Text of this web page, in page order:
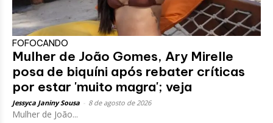
FOFOCANDO
Mulher de João Gomes, Ary Mirelle
posa de biquíni após rebater críticas
por estar 'muito magra'; veja
Jessyca Janiny Sousa 8 de agosto de 2026
Mulher de João...